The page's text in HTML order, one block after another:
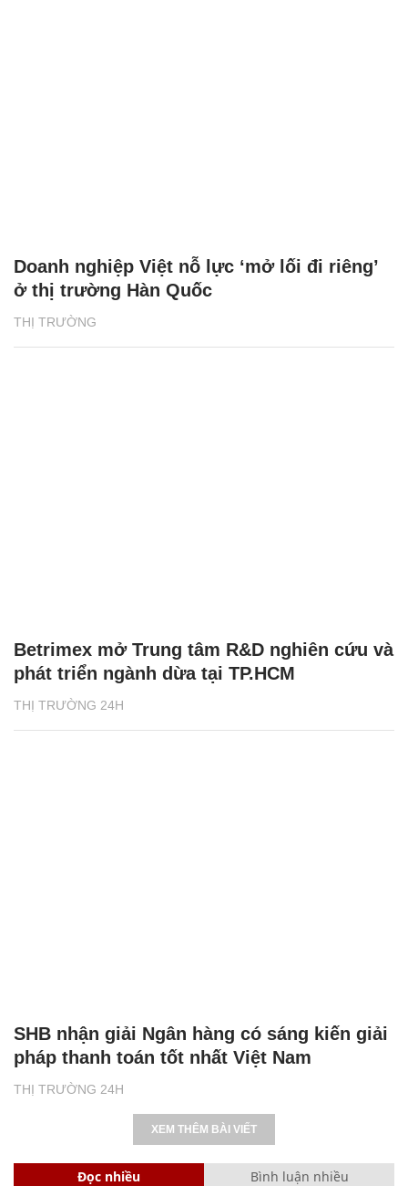
THỊ TRƯỜNG
Doanh nghiệp Việt nỗ lực ‘mở lối đi riêng’
ở thị trường Hàn Quốc
THỊ TRƯỜNG 24H
Betrimex mở Trung tâm R&D nghiên cứu và
phát triển ngành dừa tại TP.HCM
THỊ TRƯỜNG 24H
SHB nhận giải Ngân hàng có sáng kiến giải
pháp thanh toán tốt nhất Việt Nam
XEM THÊM BÀI VIẾT
Đọc nhiều Bình luận nhiều